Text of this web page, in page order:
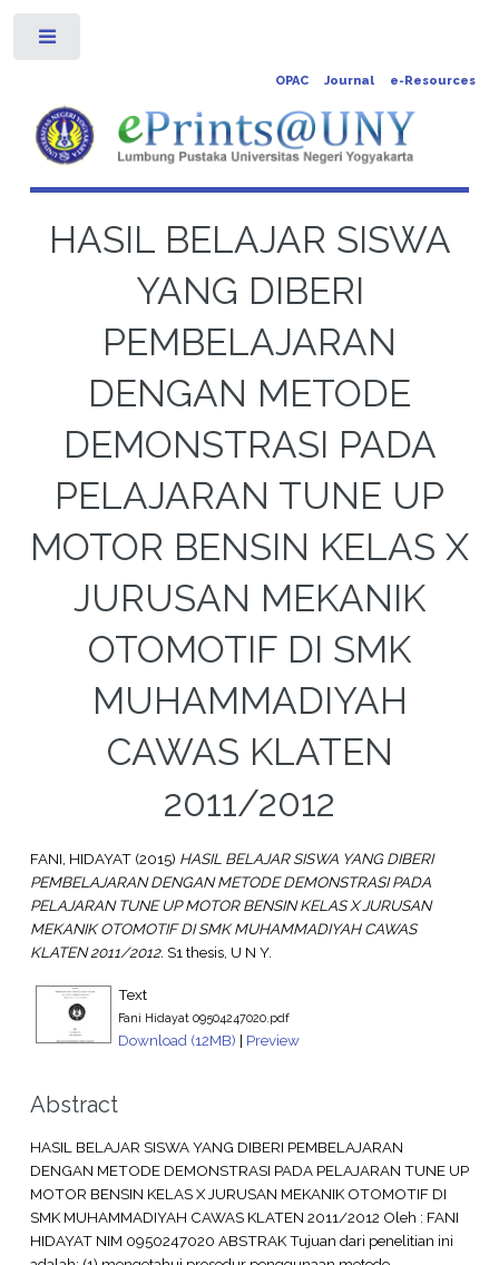
OPAC Journal e-Resources
HASIL BELAJAR SISWA
YANG DIBERI
PEMBELAJARAN
DENGAN METODE
DEMONSTRASI PADA
PELAJARAN TUNE UP
MOTOR BENSIN KELAS X
JURUSAN MEKANIK
OTOMOTIF DI SMK
MUHAMMADIYAH
CAWAS KLATEN
2011/2012
FANI, HIDAYAT(2015) HASIL BELAJAR SISWA YANG DIBERI
PEMBELAJARAN DENGAN METODE DEMONSTRASI PADA
PELAJARAN TUNE UP MOTOR BENSIN KELAS X JURUSAN
MEKANIK OTOMOTIF DI SMK MUHAMMADIYAH CAWAS
KLATEN 2011/2012. S1 thesis, U N Y.
Text
Fani Hidayat 09504247020.pdf
Download (12MB) | Preview
Abstract
HASIL BELAJAR SISWA YANG DIBERI PEMBELAJARAN
DENGAN METODE DEMONSTRASI PADA PELAJARAN TUNE UP
MOTOR BENSIN KELAS X JURUSAN MEKANIK OTOMOTIF DI
SMK MUHAMMADIYAH CAWAS KLATEN 2011/2012 Oleh : FANI
HIDAYAT NIM 0950247020 ABSTRAK Tujuan dari penelitian ini